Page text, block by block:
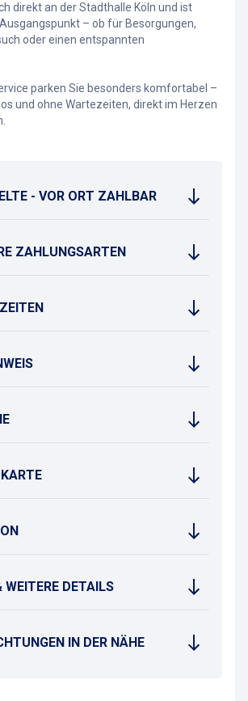
direkt an der Stadthalle Köln und ist
– ob für Besorgungen,
oder einen entspannten
parken Sie besonders komfortabel –
und ohne Wartezeiten, direkt im Herzen
- VOR ORT ZAHLBAR
ZAHLUNGSARTEN
WEITERE DETAILS
IN DER NÄHE